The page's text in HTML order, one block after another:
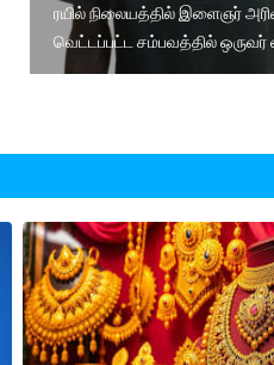
ரயில் நிலையத்தில் இளைஞர்
வெட்டப்பட்ட சம்பவத்தில் ஒருவர்